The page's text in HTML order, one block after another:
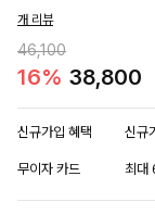
개 리뷰
46,100
16% 38,800
신규가입 혜택 신규
무이자 카드 최대